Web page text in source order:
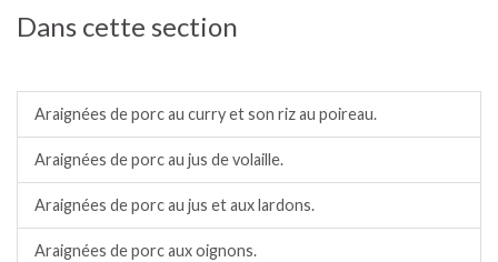
Dans cette section
Araignées de porc au curry et son riz au poireau.
Araignées de porc au jus de volaille.
Araignées de porc au jus et aux lardons.
Araignées de porc aux oignons.